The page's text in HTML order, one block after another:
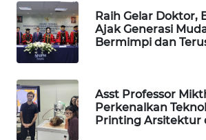
Raih Gelar Doktor,
Ajak Generasi
Bermimpi dan
Asst Professor
Perkenalkan
Printing Arsitektur
WAHANANEWS
NET
WAHANA
SPORT
WAHANA